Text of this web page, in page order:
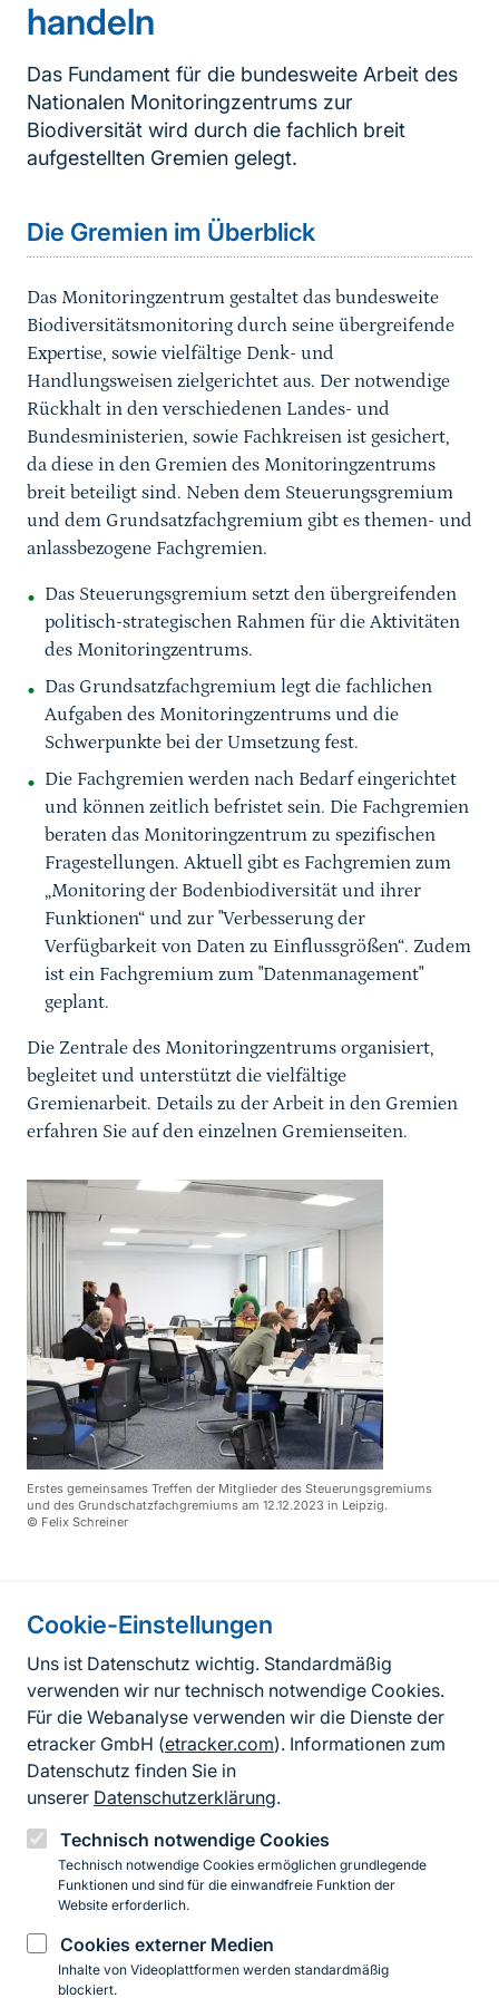
Cookie-Einstellungen
Uns ist Datenschutz wichtig. Standardmäßig
verwenden wir nur technisch notwendige Cookies.
Für die Webanalyse verwenden wir die Dienste der
etracker GmbH (etracker.com). Informationen zum
Datenschutz finden Sie in
unserer Datenschutzerklärung.
Technisch notwendige Cookies
Technisch notwendige Cookies ermöglichen grundlegende
Funktionen und sind für die einwandfreie Funktion der
Website erforderlich.
Cookies externer Medien
Inhalte von Videoplattformen werden standardmäßig
blockiert.
handeln
Das Fundament für die bundesweite Arbeit des
Nationalen Monitoringzentrums zur
Biodiversität wird durch die fachlich breit
aufgestellten Gremien gelegt.
Die Gremien im Überblick
Das Monitoringzentrum gestaltet das bundesweite
Biodiversitätsmonitoring durch seine übergreifende
Expertise, sowie vielfältige Denk- und
Handlungsweisen zielgerichtet aus. Der notwendige
Rückhalt in den verschiedenen Landes- und
Bundesministerien, sowie Fachkreisen ist gesichert,
da diese in den Gremien des Monitoringzentrums
breit beteiligt sind. Neben dem Steuerungsgremium
und dem Grundsatzfachgremium gibt es themen- und
anlassbezogene Fachgremien.
Das Steuerungsgremium setzt den übergreifenden
politisch-strategischen Rahmen für die Aktivitäten
des Monitoringzentrums.
Das Grundsatzfachgremium legt die fachlichen
Aufgaben des Monitoringzentrums und die
Schwerpunkte bei der Umsetzung fest.
Die Fachgremien werden nach Bedarf eingerichtet
und können zeitlich befristet sein. Die Fachgremien
beraten das Monitoringzentrum zu spezifischen
Fragestellungen. Aktuell gibt es Fachgremien zum
„Monitoring der Bodenbiodiversität und ihrer
Funktionen“ und zur "Verbesserung der
Verfügbarkeit von Daten zu Einflussgrößen“. Zudem
ist ein Fachgremium zum "Datenmanagement"
geplant.
Die Zentrale des Monitoringzentrums organisiert,
begleitet und unterstützt die vielfältige
Gremienarbeit. Details zu der Arbeit in den Gremien
erfahren Sie auf den einzelnen Gremienseiten.
Erstes gemeinsames Treffen der Mitglieder des Steuerungsgremiums
und des Grundschatzfachgremiums am 12.12.2023 in Leipzig.
© Felix Schreiner
FußzeileKontakt
FAQ
Erklärung zur Barrierefreiheit
Datenschutzerklärung
Impressum
BfN-Webauftritt
YouTubeLinkedIn